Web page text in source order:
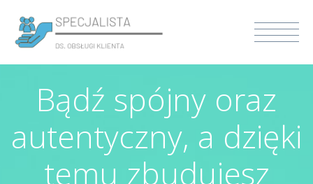
Bądź spójny oraz
autentyczny, a dzięki
temu zbudujesz